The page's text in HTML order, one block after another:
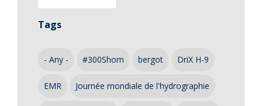
Tags
- Any - #300Shom bergot DriX H-9
EMR Journée mondiale de l'hydrographie